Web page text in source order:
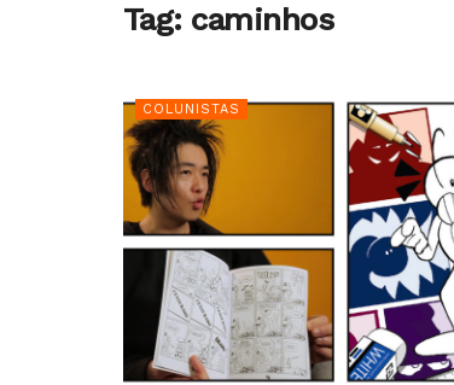
Tag: caminhos
COLUNISTAS